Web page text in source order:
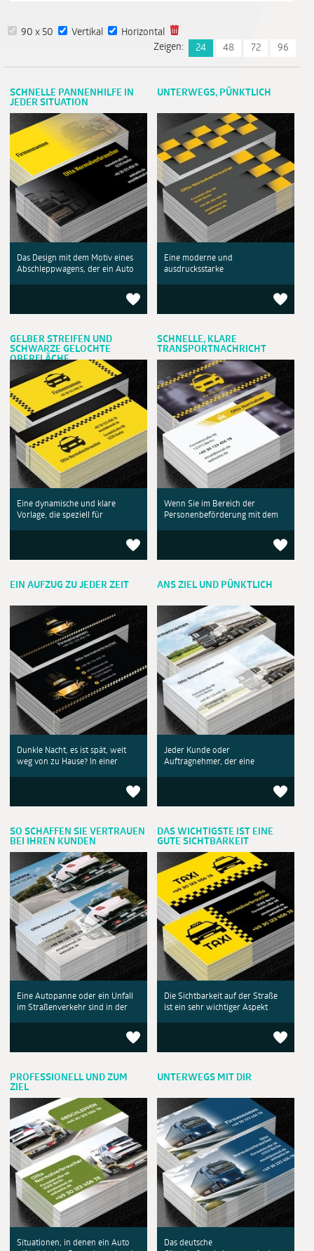
90 x 50 Vertikal
Horizontal
Zeigen:
24 48 72 96
SCHNELLE PANNENHILFE IN
JEDER SITUATION
Das Design mit dem Motiv eines
Abschleppwagens, der ein Auto
UNTERWEGS, PÜNKTLICH
Eine moderne und
ausdrucksstarke
GELBER STREIFEN UND
SCHWARZE GELOCHTE
OBERFLÄCHE
Eine dynamische und klare
Vorlage, die speziell für
SCHNELLE, KLARE
TRANSPORTNACHRICHT
Wenn Sie im Bereich der
Personenbeförderung mit dem
EIN AUFZUG ZU JEDER ZEIT
Dunkle Nacht, es ist spät, weit
weg von zu Hause? In einer
ANS ZIEL UND PÜNKTLICH
Jeder Kunde oder
Auftragnehmer, der eine
SO SCHAFFEN SIE VERTRAUEN
BEI IHREN KUNDEN
Eine Autopanne oder ein Unfall
im Straßenverkehr sind in der
DAS WICHTIGSTE IST EINE
GUTE SICHTBARKEIT
Die Sichtbarkeit auf der Straße
ist ein sehr wichtiger Aspekt
PROFESSIONELL UND ZUM
ZIEL
Situationen, in denen ein Auto
UNTERWEGS MIT DIR
Das deutsche